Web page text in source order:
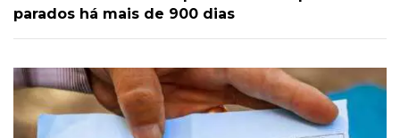
parados há mais de 900 dias